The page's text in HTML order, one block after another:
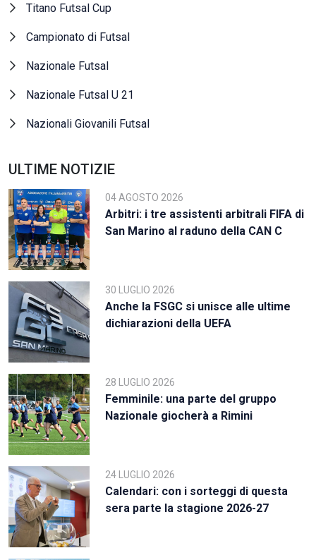
Titano Futsal Cup
Campionato di Futsal
Nazionale Futsal
Nazionale Futsal U 21
Nazionali Giovanili Futsal
ULTIME NOTIZIE
04 AGOSTO 2026
Arbitri: i tre assistenti arbitrali FIFA di
San Marino al raduno della CAN C
30 LUGLIO 2026
Anche la FSGC si unisce alle ultime
dichiarazioni della UEFA
28 LUGLIO 2026
Femminile: una parte del gruppo
Nazionale giocherà a Rimini
24 LUGLIO 2026
Calendari: con i sorteggi di questa
sera parte la stagione 2026-27